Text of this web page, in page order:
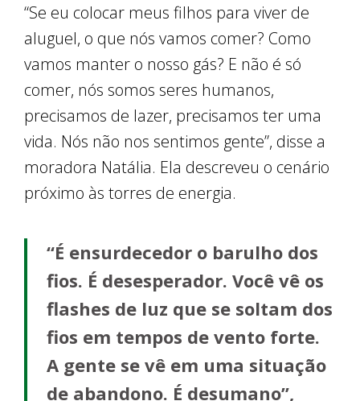
“Se eu colocar meus filhos para viver de
aluguel, o que nós vamos comer? Como
vamos manter o nosso gás? E não é só
comer, nós somos seres humanos,
precisamos de lazer, precisamos ter uma
vida. Nós não nos sentimos gente”, disse a
moradora Natália. Ela descreveu o cenário
próximo às torres de energia.
“É ensurdecedor o barulho dos
fios. É desesperador. Você vê os
flashes de luz que se soltam dos
fios em tempos de vento forte.
A gente se vê em uma situação
de abandono. É desumano”,